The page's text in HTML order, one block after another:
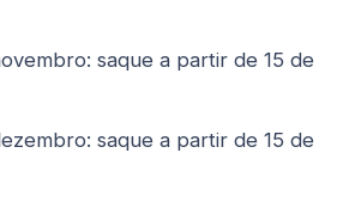
saque a partir de 15 de
saque a partir de 15 de